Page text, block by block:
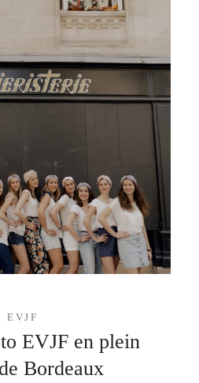
EVJF
EVJF en plein
Bordeaux